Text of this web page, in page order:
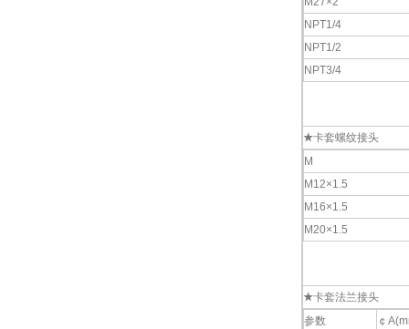
NPT1/4
NPT1/2
NPT3/4
★卡套螺纹接头
M
M12×1.5
M16×1.5
M20×1.5
★卡套法兰接头
参数
￠